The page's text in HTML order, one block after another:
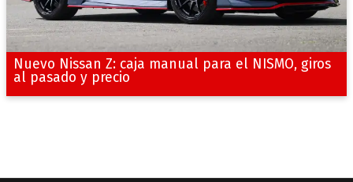
Nuevo Nissan Z: caja manual para el NISMO, giros
al pasado y precio